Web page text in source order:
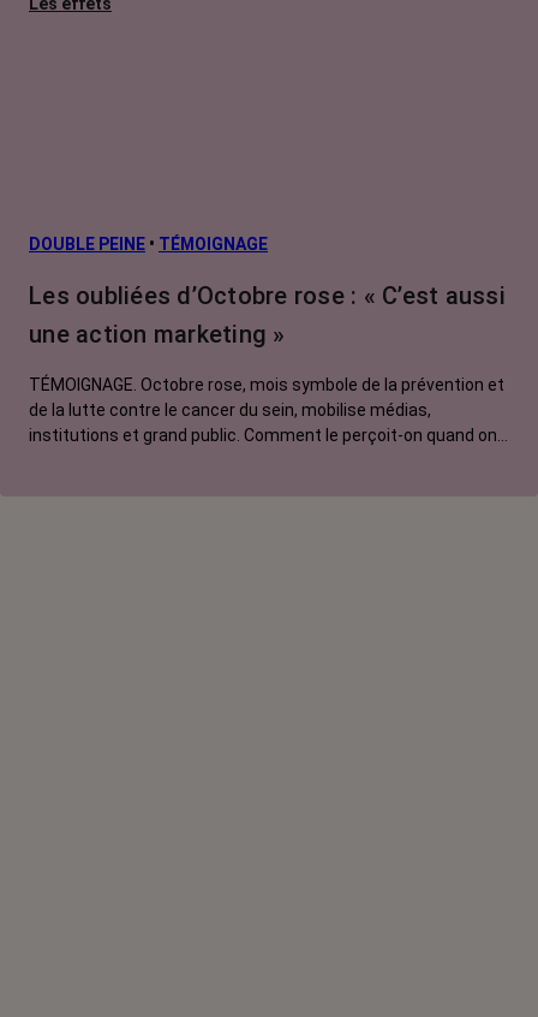
L’après cancer
Traitements
contre le cancer
DOUBLE PEINE • TÉMOIGNAGE
Les oubliées d’Octobre rose : « C’est aussi
une action marketing »
TÉMOIGNAGE. Octobre rose, mois symbole de la prévention et
de la lutte contre le cancer du sein, mobilise médias,
institutions et grand public. Comment le perçoit-on quand on